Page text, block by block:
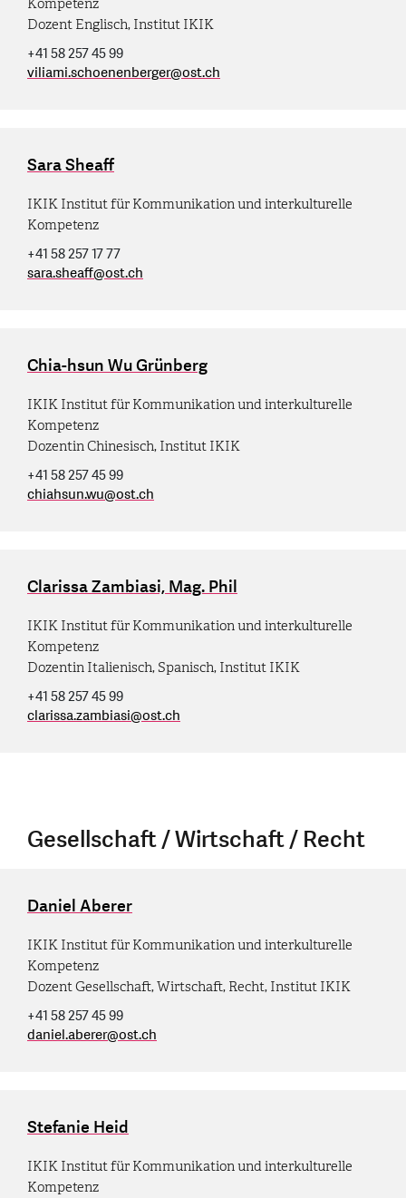
Dozent Englisch, Institut IKIK
+41 58 257 45 99
viliami.schoenenberger@ost.ch
Sara Sheaff
IKIK Institut für Kommunikation und interkulturelle
Kompetenz
+41 58 257 17 77
sara.sheaff@ost.ch
Chia-hsun Wu Grünberg
IKIK Institut für Kommunikation und interkulturelle
Kompetenz
Dozentin Chinesisch, Institut IKIK
+41 58 257 45 99
chiahsun.wu@ost.ch
Clarissa Zambiasi, Mag. Phil
IKIK Institut für Kommunikation und interkulturelle
Kompetenz
Dozentin Italienisch, Spanisch, Institut IKIK
+41 58 257 45 99
clarissa.zambiasi@ost.ch
Gesellschaft / Wirtschaft / Recht
Daniel Aberer
IKIK Institut für Kommunikation und interkulturelle
Kompetenz
Dozent Gesellschaft, Wirtschaft, Recht, Institut IKIK
+41 58 257 45 99
daniel.aberer@ost.ch
Stefanie Heid
IKIK Institut für Kommunikation und interkulturelle
Kompetenz